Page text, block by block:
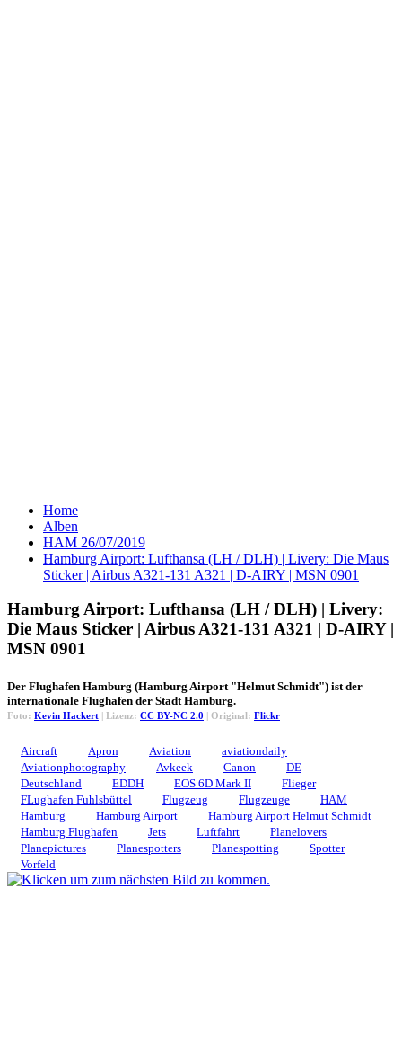
Home
Alben
HAM 26/07/2019
Hamburg Airport: Lufthansa (LH / DLH) | Livery: Die Maus
Sticker | Airbus A321-131 A321 | D-AIRY | MSN 0901
Hamburg Airport: Lufthansa (LH / DLH) | Livery:
Die Maus Sticker | Airbus A321-131 A321 | D-AIRY |
MSN 0901
Der Flughafen Hamburg (Hamburg Airport "Helmut Schmidt") ist der
internationale Flughafen der Stadt Hamburg.
Foto: Kevin Hackert | Lizenz: CC BY-NC 2.0 | Original: Flickr
Aircraft Apron Aviation
aviationdaily
Aviationphotography
Avkeek Canon
DE
Deutschland
EDDH EOS 6D Mark II
Flieger
FLughafen Fuhlsbüttel
Flugzeug Flugzeuge
HAM
Hamburg
Hamburg Airport
Hamburg Airport Helmut Schmidt
Hamburg Flughafen
Jets Luftfahrt
Planelovers
Planepictures
Planespotters Planespotting
Spotter
Vorfeld